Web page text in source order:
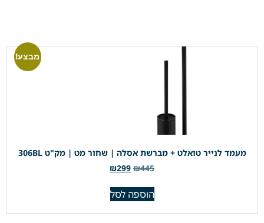
מבצע!
מעמד לנייר טואלט + מברשת אסלה | שחור מט | מק"ט 306BL
₪445
₪299
הוספה לסל